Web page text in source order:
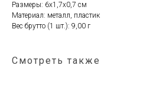
Размеры: 6х1,7х0,7 см
Материал: металл, пластик
Вес брутто (1 шт.): 9,00 г
Смотреть также